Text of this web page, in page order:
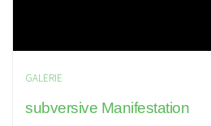
GALERIE
subversive Manifestation